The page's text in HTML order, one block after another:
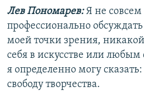
Лев Пономарев:Я не совсем
профессионально
моей точки зрения,
себя в искусстве или
я определенно могу
свободу творчества.